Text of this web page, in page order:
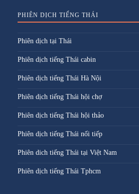
PHIÊN DỊCH TIẾNG THÁI
Phiên dịch tại Thái
Phiên dịch tiếng Thái cabin
Phiên dịch tiếng Thái Hà Nội
Phiên dịch tiếng Thái hội chợ
Phiên dịch tiếng Thái hội thảo
Phiên dịch tiếng Thái nối tiếp
Phiên dich tiếng Thái tại Việt Nam
Phiên dịch tiếng Thái Tphcm